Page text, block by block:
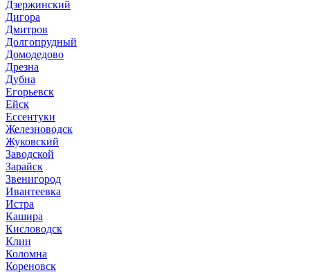
Дзержинский
Дигора
Дмитров
Долгопрудный
Домодедово
Дрезна
Дубна
Егорьевск
Ейск
Ессентуки
Железноводск
Жуковский
Заводской
Зарайск
Звенигород
Ивантеевка
Истра
Кашира
Кисловодск
Клин
Коломна
Кореновск